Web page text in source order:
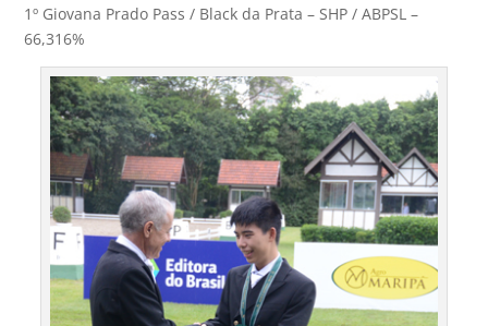
1º Giovana Prado Pass / Black da Prata – SHP / ABPSL –
66,316%